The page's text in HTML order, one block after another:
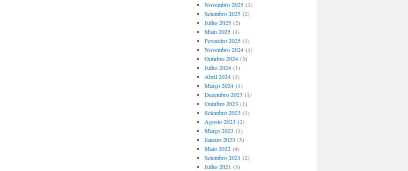
Novembro 2025(1)
Setembro 2025(2)
Julho 2025(2)
Maio 2025(1)
Fevereiro 2025(1)
Novembro 2024(1)
Outubro 2024(3)
Julho 2024(1)
Abril 2024(3)
Março 2024(1)
Dezembro 2023 (1)
Outubro 2023 (1)
Setembro 2023 (1)
Agosto 2023 (2)
Março 2023 (1)
Janeiro 2023 (5)
Maio 2022(4)
Setembro 2021 (2)
Julho 2021 (3)